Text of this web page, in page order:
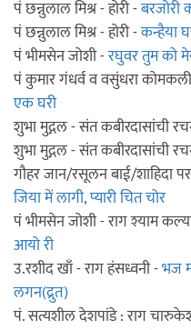
पं छन्नुलाल मिश्र - होरी -बरजोरी
पं छन्नुलाल मिश्र - होरी -कन्‍हैया
पं भीमसेन जोशी -रघुवर तुम को
पं कुमार गंधर्व व वसुंधरा
एक घरी
शुभा मुद्गल - संत कबीरदासांची
शुभा मुद्गल - संत कबीरदासांची
गौहर जान/रसूलन बाई/शाहिदा
जिया में लागी, प्यारी चित चोर
पं भीमसेन जोशी - राग श्याम
आयो री
उ.रशीद खाँ - राग हंसध्वनी -भज
लगन(द्रुत)
पं. सत्यशील देशपांडे : राग